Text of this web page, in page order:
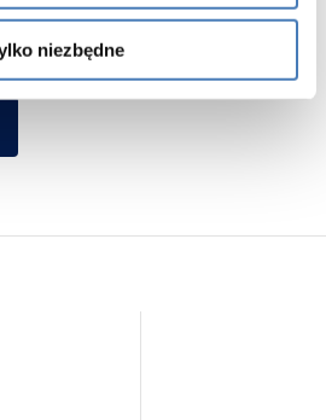
niezbędne